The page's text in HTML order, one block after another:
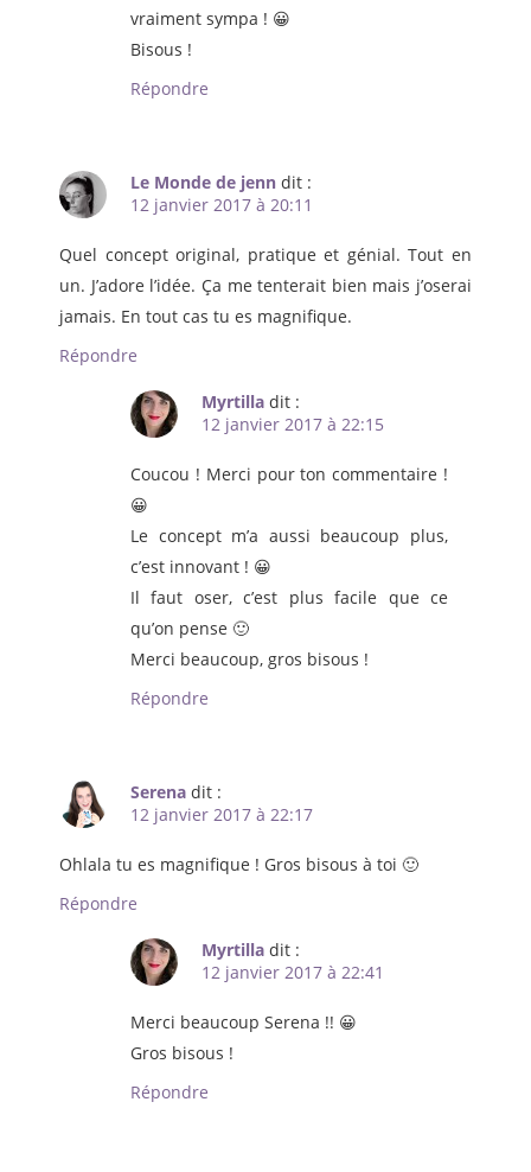
vraiment sympa ! 😀
Bisous !
Répondre
Le Monde de jenn dit :
12 janvier 2017 à 20:11
Quel concept original, pratique et génial. Tout en
un. J’adore l’idée. Ça me tenterait bien mais j’oserai
jamais. En tout cas tu es magnifique.
Répondre
Myrtilla dit :
12 janvier 2017 à 22:15
Coucou ! Merci pour ton commentaire !
😀
Le concept m’a aussi beaucoup plus,
c’est innovant ! 😀
Il faut oser, c’est plus facile que ce
qu’on pense 🙂
Merci beaucoup, gros bisous !
Répondre
Serena dit :
12 janvier 2017 à 22:17
Ohlala tu es magnifique ! Gros bisous à toi 🙂
Répondre
Myrtilla dit :
12 janvier 2017 à 22:41
Merci beaucoup Serena !! 😀
Gros bisous !
Répondre